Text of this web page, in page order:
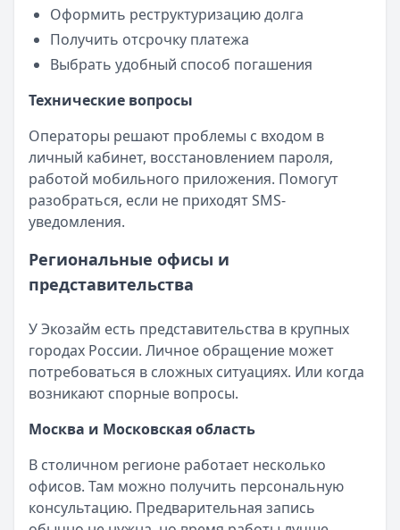
Оформить реструктуризацию долга
Получить отсрочку платежа
Выбрать удобный способ погашения
Технические вопросы
Операторы решают проблемы с входом в
личный кабинет, восстановлением пароля,
работой мобильного приложения. Помогут
разобраться, если не приходят SMS-
уведомления.
Региональные офисы и
представительства
У Экозайм есть представительства в крупных
городах России. Личное обращение может
потребоваться в сложных ситуациях. Или когда
возникают спорные вопросы.
Москва и Московская область
В столичном регионе работает несколько
офисов. Там можно получить персональную
консультацию. Предварительная запись